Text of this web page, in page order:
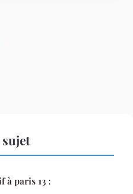
à paris 13 :